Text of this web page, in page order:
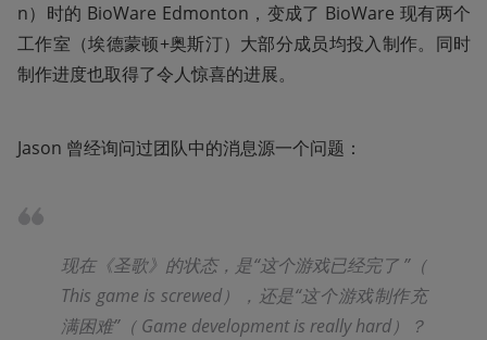
n）时的 BioWare Edmonton，变成了 BioWare 现有两个
工作室（埃德蒙顿+奥斯汀）大部分成员均投入制作。同时
制作进度也取得了令人惊喜的进展。
Jason 曾经询问过团队中的消息源一个问题：
现在《圣歌》的状态，是“这个游戏已经完了 ”（
This game is screwed），还是“这个游戏制作充
满困难”（ Game development is really hard）？